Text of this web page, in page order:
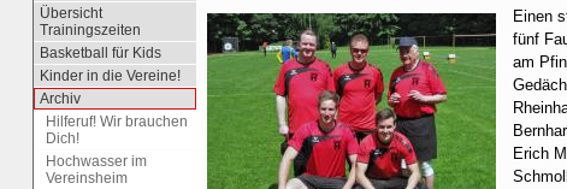
Übersicht
Trainingszeiten
Basketball für Kids
Kinder in die Vereine!
Archiv
Hilferuf! Wir brauchen
Dich!
Hochwasser im
Vereinsheim
Einen
fünf
am
Erich